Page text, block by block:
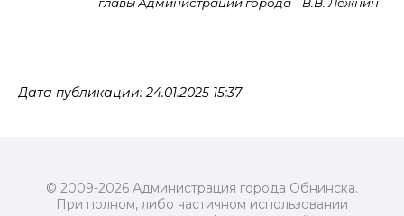
Дата публикации: 24.01.2025 15:37
© 2009-2026 Администрация города Обнинска.
При полном, либо частичном использовании